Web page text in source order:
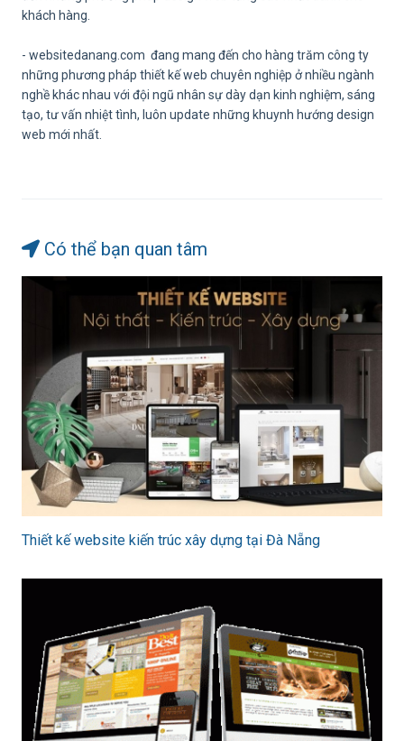
khách hàng.
- websitedanang.com đang mang đến cho hàng trăm công ty
những phương pháp thiết kế web chuyên nghiệp ở nhiều ngành
nghề khác nhau với đội ngũ nhân sự dày dạn kinh nghiệm, sáng
tạo, tư vấn nhiệt tình, luôn update những khuynh hướng design
web mới nhất.
Có thể bạn quan tâm
Thiết kế website kiến trúc xây dựng tại Đà Nẵng